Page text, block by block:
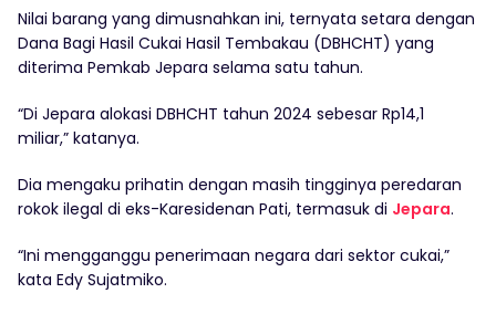
Nilai barang yang dimusnahkan ini, ternyata setara dengan
Dana Bagi Hasil Cukai Hasil Tembakau (DBHCHT) yang
diterima Pemkab Jepara selama satu tahun.
“Di Jepara alokasi DBHCHT tahun 2024 sebesar Rp14,1
miliar,” katanya.
Dia mengaku prihatin dengan masih tingginya peredaran
rokok ilegal di eks-Karesidenan Pati, termasuk di Jepara.
“Ini mengganggu penerimaan negara dari sektor cukai,”
kata Edy Sujatmiko.